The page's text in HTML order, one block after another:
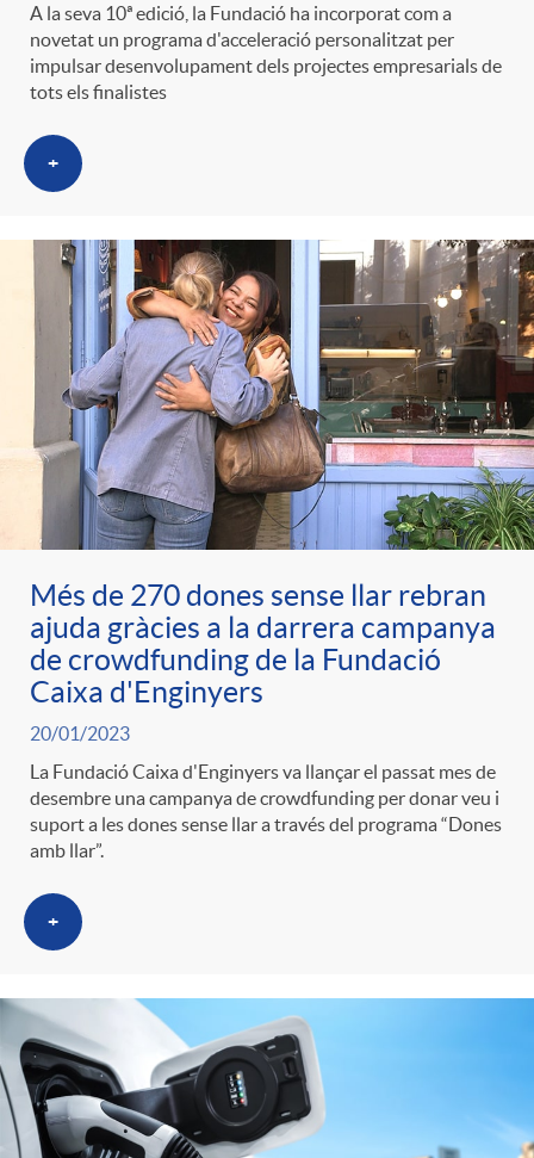
A la seva 10ª edició, la Fundació ha incorporat com a
novetat un programa d'acceleració personalitzat per
impulsar desenvolupament dels projectes empresarials de
tots els finalistes
+
Més de 270 dones sense llar rebran
ajuda gràcies a la darrera campanya
de crowdfunding de la Fundació
Caixa d'Enginyers
20/01/2023
La Fundació Caixa d'Enginyers va llançar el passat mes de
desembre una campanya de crowdfunding per donar veu i
suport a les dones sense llar a través del programa “Dones
amb llar”.
+